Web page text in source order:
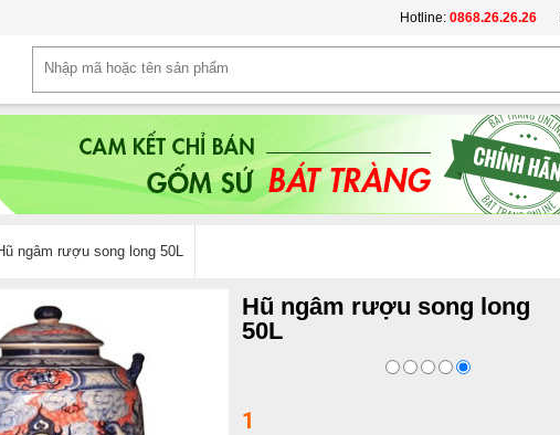
Hotline: 0868.26.26.26
ngâm rượu song long 50L
Hũ ngâm rượu song long
50L
1